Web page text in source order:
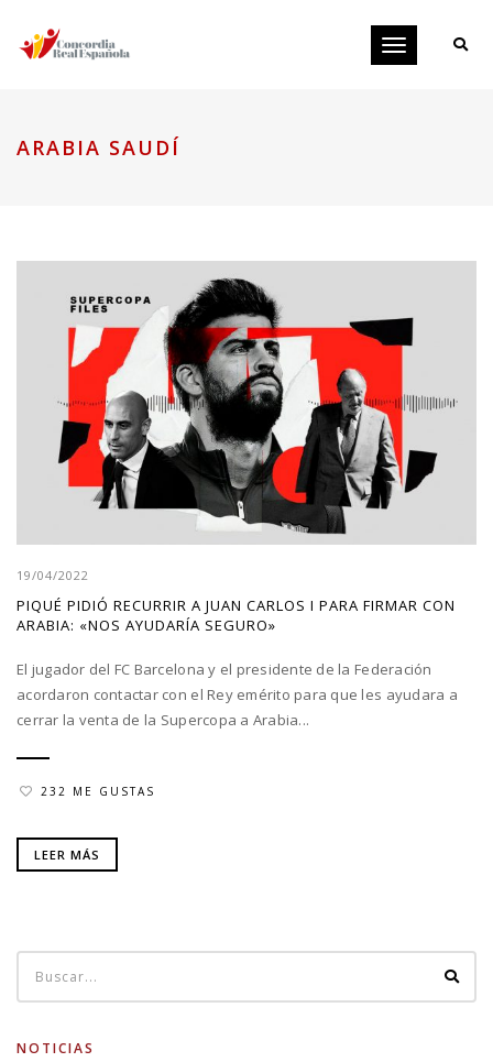
Toggle
ARABIA SAUDÍ
19/04/2022
PIQUÉ PIDIÓ RECURRIR A JUAN CARLOS I PARA FIRMAR CON
ARABIA: «NOS AYUDARÍA SEGURO»
El jugador del FC Barcelona y el presidente de la Federación
acordaron contactar con el Rey emérito para que les ayudara a
cerrar la venta de la Supercopa a Arabia...
232 ME GUSTAS
LEER MÁS
NOTICIAS